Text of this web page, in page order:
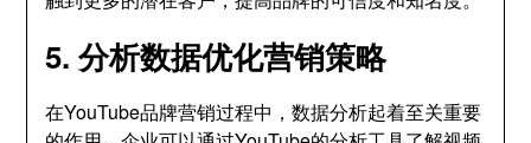
5. 分析数据优化营销策略
在YouTube品牌营销过程中，数据分析起着至关重要